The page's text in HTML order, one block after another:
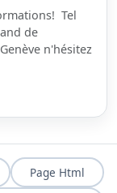
Tel
de
n'hésitez
Page Html